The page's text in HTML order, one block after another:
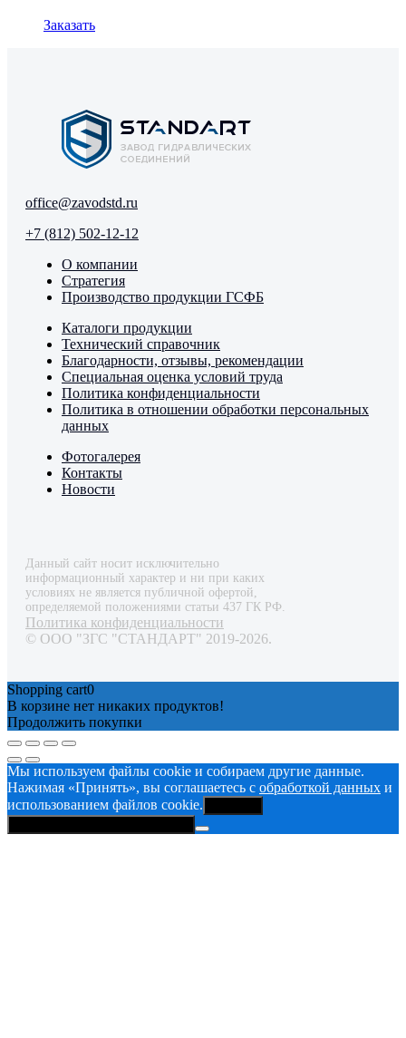
Заказать
office@zavodstd.ru
+7 (812) 502-12-12
О компании
Стратегия
Производство продукции ГСФБ
Каталоги продукции
Технический справочник
Благодарности, отзывы, рекомендации
Специальная оценка условий труда
Политика конфиденциальности
Политика в отношении обработки персональных
данных
Фотогалерея
Контакты
Новости
Данный сайт носит исключительно
информационный характер и ни при каких
условиях не является публичной офертой,
определяемой положениями статьи 437 ГК РФ.
Политика конфиденциальности
© ООО "ЗГС "СТАНДАРТ" 2019-2026.
Shopping cart0
В корзине нет никаких продуктов!
Продолжить покупки
Мы используем файлы cookie и собираем другие данные.
Нажимая «Принять», вы соглашаетесь с обработкой данных и
использованием файлов cookie.